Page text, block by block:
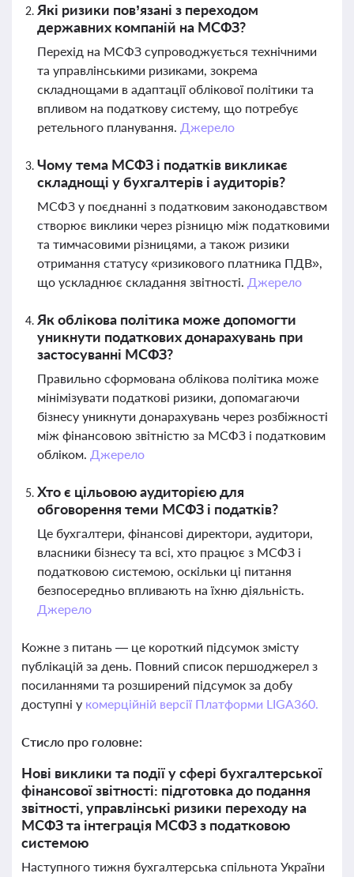
Які ризики пов’язані з переходом
державних компаній на МСФЗ?
Перехід на МСФЗ супроводжується технічними
та управлінськими ризиками, зокрема
складнощами в адаптації облікової політики та
впливом на податкову систему, що потребує
ретельного планування. Джерело
Чому тема МСФЗ і податків викликає
складнощі у бухгалтерів і аудиторів?
МСФЗ у поєднанні з податковим законодавством
створює виклики через різницю між податковими
та тимчасовими різницями, а також ризики
отримання статусу «ризикового платника ПДВ»,
що ускладнює складання звітності. Джерело
Як облікова політика може допомогти
уникнути податкових донарахувань при
застосуванні МСФЗ?
Правильно сформована облікова політика може
мінімізувати податкові ризики, допомагаючи
бізнесу уникнути донарахувань через розбіжності
між фінансовою звітністю за МСФЗ і податковим
обліком. Джерело
Хто є цільовою аудиторією для
обговорення теми МСФЗ і податків?
Це бухгалтери, фінансові директори, аудитори,
власники бізнесу та всі, хто працює з МСФЗ і
податковою системою, оскільки ці питання
безпосередньо впливають на їхню діяльність.
Джерело
Кожне з питань — це короткий підсумок змісту
публікацій за день. Повний список першоджерел з
посиланнями та розширений підсумок за добу
доступні у комерційній версії Платформи LIGA360.
Стисло про головне:
Нові виклики та події у сфері бухгалтерської
фінансової звітності: підготовка до подання
звітності, управлінські ризики переходу на
МСФЗ та інтеграція МСФЗ з податковою
системою
Наступного тижня бухгалтерська спільнота України